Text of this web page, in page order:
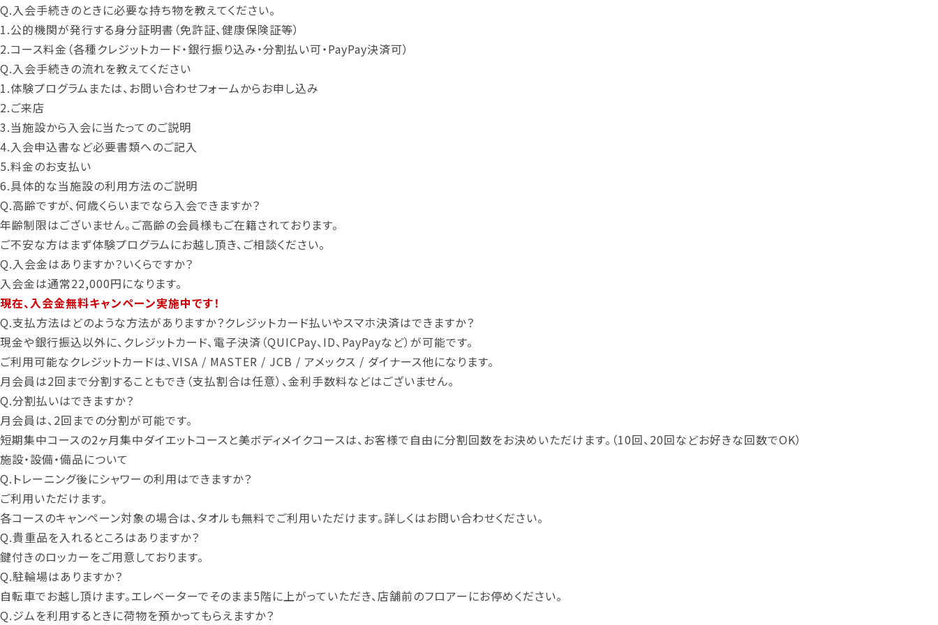
Q.入会手続きのときに必要な持ち物を教えてください。
1.公的機関が発行する身分証明書（免許証、健康保険証等）
2.コース料金（各種クレジットカード・銀行振り込み・分割払い可・PayPay決済可）
Q.入会手続きの流れを教えてください
1.体験プログラム または、 お問い合わせフォームからお申し込み
2.ご来店
3.当施設から入会に当たってのご説明
4.入会申込書など必要書類へのご記入
5.料金のお支払い
6.具体的な当施設の利用方法のご説明
Q.高齢ですが、何歳くらいまでなら入会できますか？
年齢制限はございません。ご高齢の会員様もご在籍されております。
ご不安な方はまず体験プログラムにお越し頂き、ご相談ください。
Q.入会金はありますか？いくらですか？
入会金は通常22,000円になります。
現在、入会金無料キャンペーン実施中です！
Q.支払方法はどのような方法がありますか？クレジットカード払いやスマホ決済はできますか？
現金や銀行振込以外に、クレジットカード、電子決済（QUICPay、ID、PayPayなど）が可能です。
ご利用可能なクレジットカードは、VISA / MASTER / JCB / アメックス / ダイナース他になります。
月会員は2回まで分割することもでき（支払割合は任意）、金利手数料などはございません。
Q.分割払いはできますか？
月会員は、2回までの分割が可能です。
短期集中コースの2ヶ月集中ダイエットコースと美ボディメイクコースは、お客様で自由に分割回数をお決めいただけます。（10回、20回などお好きな回数でOK）
施設・設備・備品について
Q. トレーニング後にシャワーの利用はできますか？
ご利用いただけます。
各コースのキャンペーン対象の場合は、タオルも無料でご利用いただけます。詳しくはお問い合わせください。
Q.貴重品を入れるところはありますか？
鍵付きのロッカーをご用意しております。
Q.駐輪場はありますか？
自転車でお越し頂けます。エレベーターでそのまま5階に上がっていただき、店舗前のフロアーにお停めください。
Q.ジムを利用するときに荷物を預かってもらえますか？